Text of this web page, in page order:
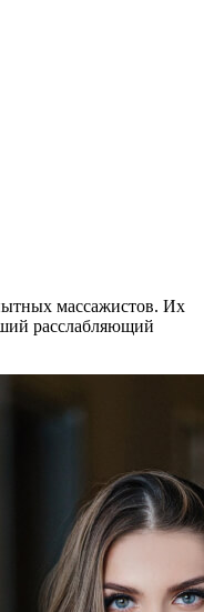
массажистов. Их
расслабляющий